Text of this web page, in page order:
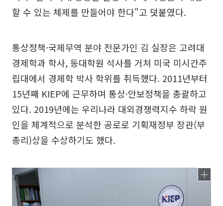
할 수 있는 체제를 만들어야 한다"고 덧붙였다.
통상정책·국제무역 분야 전문가인 김 실장은 고려대
경제학과 학사, 동대학원 석사를 거쳐 미국 미시간주
립대에서 경제학 박사 학위를 취득했다. 2011년부터
15년째 KIEP에 근무하며 통상·안보정책을 총괄하고
있다. 2019년에는 우리나라 대외경쟁력지수 하락 원
인을 체계적으로 분석한 공로로 기획재정부 장관(부
총리)상을 수상하기도 했다.